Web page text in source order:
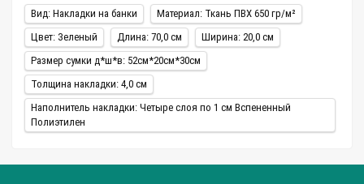
Вид: Накладки на банки
Материал: Ткань ПВХ 650 гр/м²
Цвет: Зеленый
Длина: 70,0 см
Ширина: 20,0 см
Размер сумки д*ш*в: 52см*20см*30см
Толщина накладки: 4,0 см
Наполнитель накладки: Четыре слоя по 1 см Вспененный
Полиэтилен